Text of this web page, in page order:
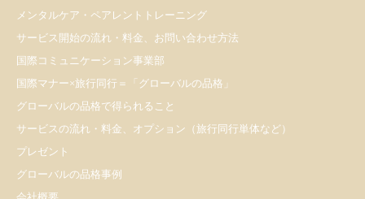
メンタルケア・ペアレントトレーニング
サービス開始の流れ・料金、お問い合わせ方法
国際コミュニケーション事業部
国際マナー×旅行同行＝「グローバルの品格」
グローバルの品格で得られること
サービスの流れ・料金、オプション（旅行同行単体など）
プレゼント
​グローバルの品格事例